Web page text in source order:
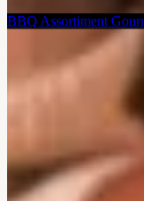
BBQ Assortiment